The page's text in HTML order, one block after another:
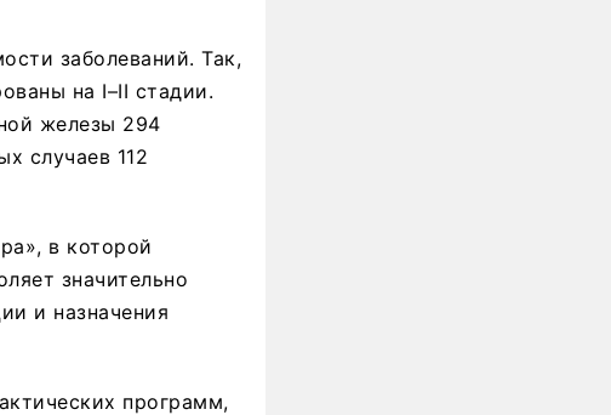
заболеваний. Так,
на I–II стадии.
железы 294
случаев 112
в которой
значительно
и назначения
программ,